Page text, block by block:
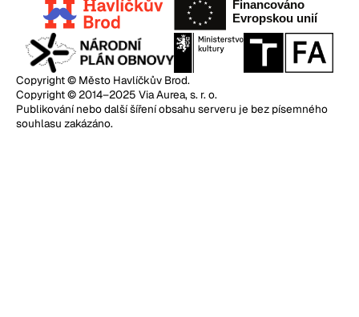
Copyright © Město Havlíčkův Brod.
Copyright © 2014–2025 Via Aurea, s. r. o.
Publikování nebo další šíření obsahu serveru je bez písemného
souhlasu zakázáno.